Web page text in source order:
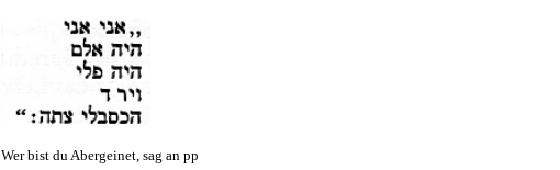
Wer bist du Abergeinet, sag an pp